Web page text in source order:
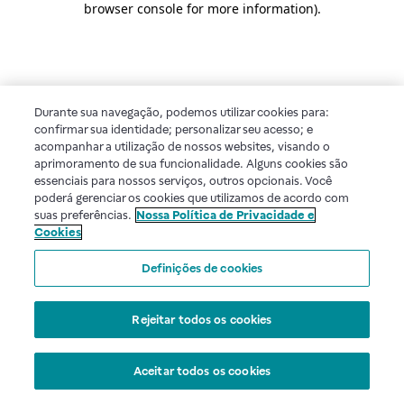
browser console for more information).
Durante sua navegação, podemos utilizar cookies para:
confirmar sua identidade; personalizar seu acesso; e
acompanhar a utilização de nossos websites, visando o
aprimoramento de sua funcionalidade. Alguns cookies são
essenciais para nossos serviços, outros opcionais. Você
poderá gerenciar os cookies que utilizamos de acordo com
suas preferências. Nossa Política de Privacidade e
Cookies
Definições de cookies
Rejeitar todos os cookies
Aceitar todos os cookies